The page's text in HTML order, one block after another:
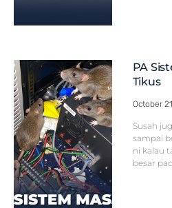
PA
Tikus
October
Susah
sampai
ni kalau
besar